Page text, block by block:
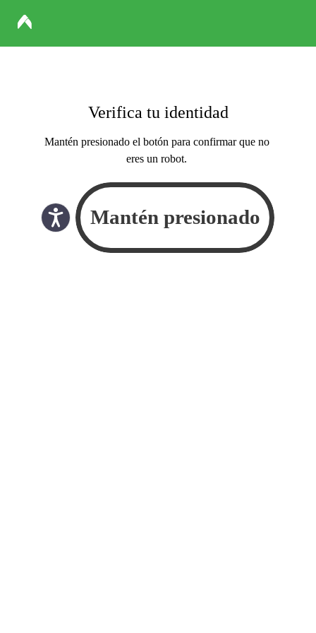
Verifica tu identidad
Mantén presionado el botón para confirmar que no
eres un robot.